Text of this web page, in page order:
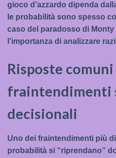
gioco d’azzardo dipenda
le probabilità sono spesso
caso del paradosso di
l’importanza di analizzare
Risposte comuni
fraintendimenti
decisionali
Uno dei fraintendimenti più
probabilità si “riprendano”